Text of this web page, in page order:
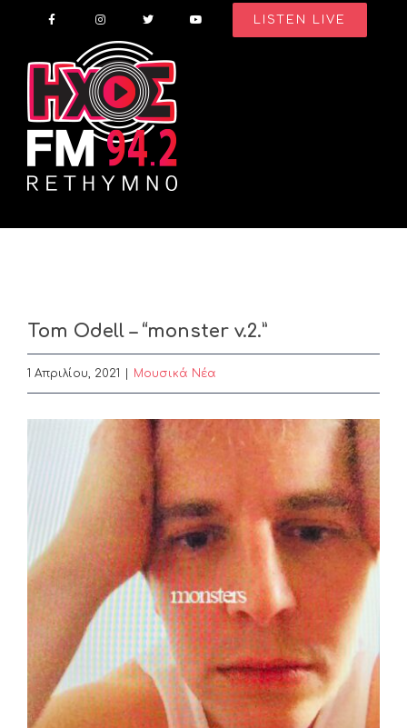
content
LISTEN LIVE
Tom Odell – “monster v.2.”
1 Απριλίου, 2021 Μουσικά Νέα
Image